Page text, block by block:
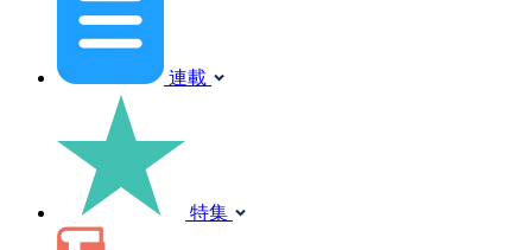
連載
特集